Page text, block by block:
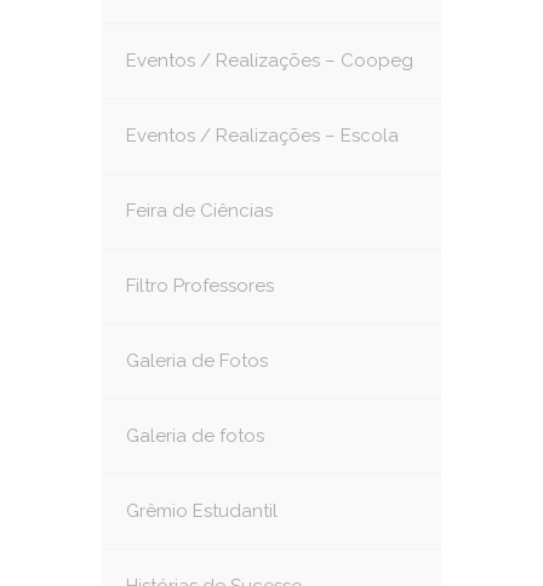
Eventos / Realizações – Coopeg
Eventos / Realizações – Escola
Feira de Ciências
Filtro Professores
Galeria de Fotos
Galeria de fotos
Grêmio Estudantil